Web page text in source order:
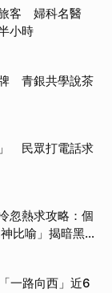
客 婦科名醫
小時
青銀共學說茶
民眾打電話求
忽熱求攻略：個
比喻」揭暗黑真
一路向西」近6